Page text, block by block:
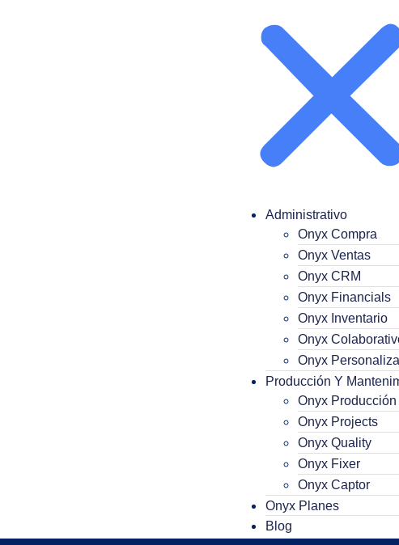
Administrativo
Onyx Compra
Onyx Ventas
Onyx CRM
Onyx Financials
Onyx Inventario
Onyx
Onyx
Producción Y
Onyx Producción
Onyx Projects
Onyx Quality
Onyx Fixer
Onyx Captor
Onyx Planes
Blog
Funciones del